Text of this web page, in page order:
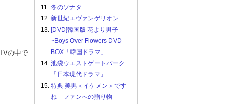
の中で
11. 冬のソナタ
12. 新世紀エヴァンゲリオン
13. [DVD]韓国版 花より男子
~Boys Over Flowers DVD-
BOX「韓国ドラマ」
14. 池袋ウエストゲートパーク
「日本現代ドラマ」
15. 特典 美男＜イケメン＞です
ね ファンへの贈り物